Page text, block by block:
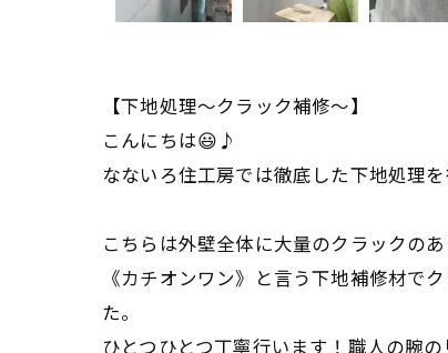
【下地処理〜クラック補修〜】
こんにちは😃♪
なないろ住工房では徹底した下地処理
こちらは外壁全体に大量のクラックの
《カチオンワン》と言う下地補修材で
た。
ひとつひとつ丁寧行います！職人の腕の